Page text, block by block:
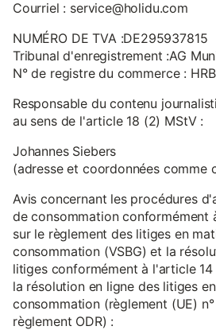
Courriel : service@holidu.com
NUMÉRO DE TVA :DE295937815
Tribunal d'enregistrement :AG
N° de registre du commerce :
Responsable du contenu
au sens de l'article 18 (2) MStV :
Johannes Siebers
(adresse et coordonnées comme
Avis concernant les procédures
de consommation conformément
sur le règlement des litiges en
consommation (VSBG) et la
litiges conformément à l'article
la résolution en ligne des litiges
consommation (règlement (UE)
règlement ODR) :